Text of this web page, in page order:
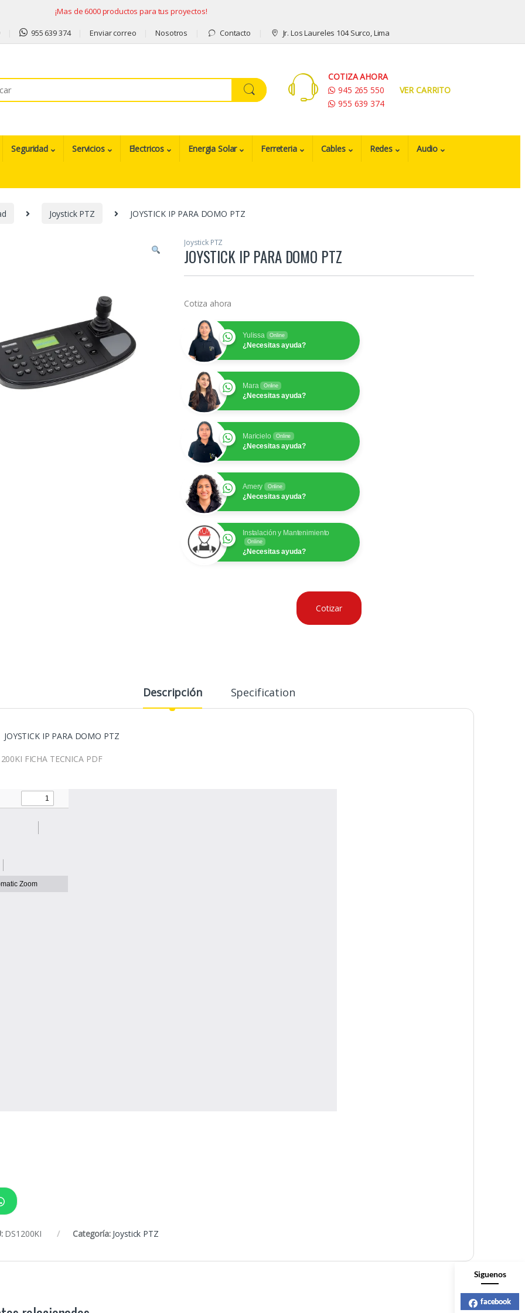
¡Mas de 6000 productos para tus proyectos!
955 639 374 Enviar correo Nosotros Contacto Jr. Los Laureles 104 Surco, Lima
COTIZA AHORA
945 265 550
955 639 374
VER CARRITO
Seguridad Servicios Electricos Energia Solar Ferreteria Cables Redes Audio
Joystick PTZ JOYSTICK IP PARA DOMO PTZ
Joystick PTZ
JOYSTICK IP PARA DOMO PTZ
Cotiza ahora
Yulissa Online
¿Necesitas ayuda?
Mara Online
¿Necesitas ayuda?
Maricielo Online
¿Necesitas ayuda?
Amery Online
¿Necesitas ayuda?
Instalación y Mantenimiento
Online
¿Necesitas ayuda?
Cotizar
Descripción Specification
JOYSTICK IP PARA DOMO PTZ
FICHA TECNICA PDF
DS1200KI Categoría: Joystick PTZ
Siguenos
facebook